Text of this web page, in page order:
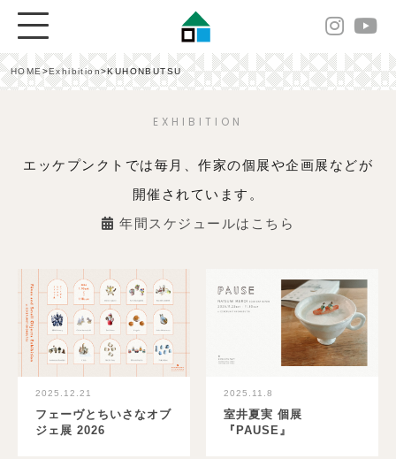
HOME>Exhibition>KUHONBUTSU
EXHIBITION
エッケプンクトでは毎月、作家の個展や企画展などが
開催されています。
年間スケジュールはこちら
2025.12.21
フェーヴとちいさなオブ
ジェ展 2026
2025.11.8
室井夏実 個展
『PAUSE』